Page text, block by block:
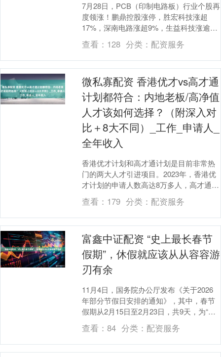
7月28日，PCB（印制电路板）行业个股再
度领涨！鹏鼎控股涨停，胜宏科技涨超
17%，深南电路涨超9%，生益科技涨逾
8%，汇聚电子行业龙头个股的电子
ETF（515....
查看： 128 分类： 配资服务
微私寡配资 香港优才vs高才通
计划都符合：内地老板/高净值
人才该如何选择？（附深入对
比＋8大不同）_工作_申请人_
全年收入
香港优才计划和高才通计划是目前非常热
门的两大人才引进项目。2023年，香港优
才计划的申请人数高达8万多人，高才通计
划的申请人数也达到了7万多人，两者申请
人数远超....
查看： 179 分类： 配资服务
富鑫中证配资 “史上最长春节
假期”，休假就应该从从容容游
刃有余
11月4日，国务院办公厅发布《关于2026
年部分节假日安排的通知》，其中，春节
假期从2月15日至2月23日，共9天，为“史
上最长春节假期”。另外，国庆前一周为
中....
查看：84 分类： 配资服务